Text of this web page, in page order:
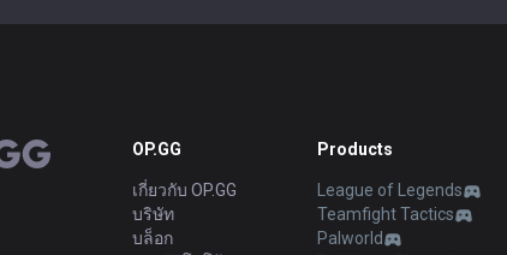
OP.GG
เกี่ยวกับ OP.GG
บริษัท
บล็อก
Products
League of Legends
Teamfight Tactics
Palworld